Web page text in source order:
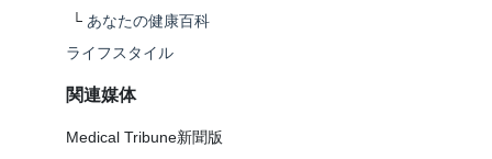
└ あなたの健康百科
ライフスタイル
関連媒体
Medical Tribune新聞版